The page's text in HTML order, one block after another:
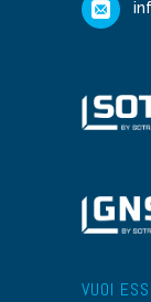
VUOI